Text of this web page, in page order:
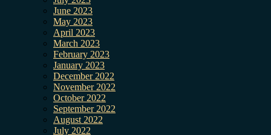
June 2023
May 2023
April 2023
March 2023
February 2023
January 2023
December 2022
November 2022
October 2022
September 2022
August 2022
July 2022